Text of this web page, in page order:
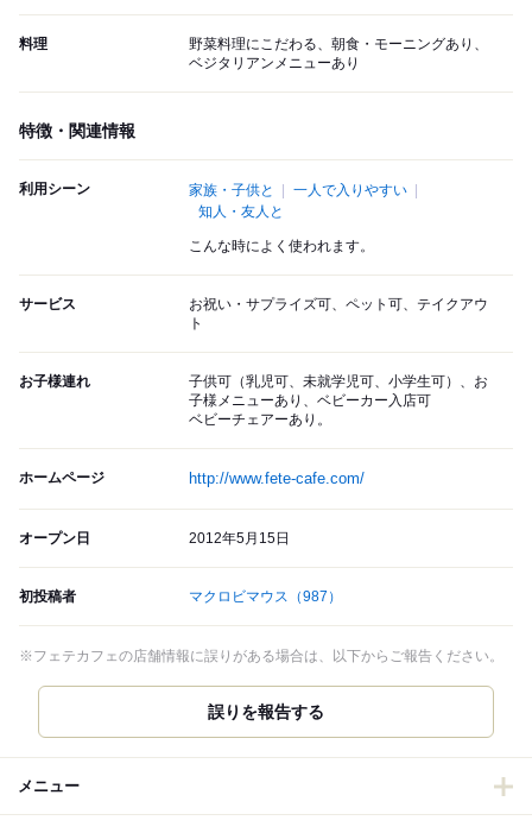
料理
野菜料理にこだわる、朝食・モーニングあり、
ベジタリアンメニューあり
特徴・関連情報
利用シーン 家族・子供と
一人で入りやすい
知人・友人と
こんな時によく使われます。
サービス
お祝い・サプライズ可、ペット可、テイクアウ
ト
お子様連れ
子供可（乳児可、未就学児可、小学生可）、お
子様メニューあり、ベビーカー入店可
ベビーチェアーあり。
ホームページ http://www.fete-cafe.com/
オープン日 2012年5月15日
初投稿者 マクロビマウス （987）
※フェテカフェの店舗情報に誤りがある場合は、以下からご報告ください。
誤りを報告する
メニュー